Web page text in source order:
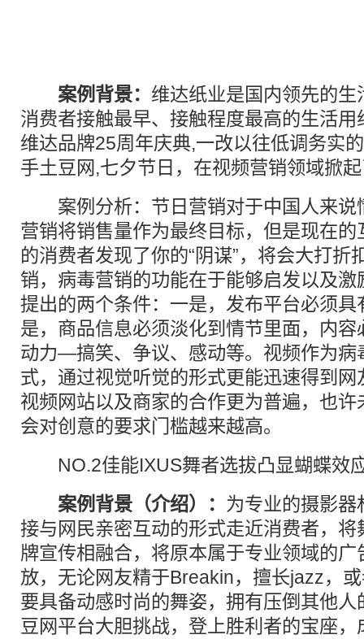
案例背景： 维达纸业是国内领先的
消费者接触最早、接触程度最高的生活
维达品牌25周年庆典,一改以往低调务实
手土豆网,七夕节日，在视频营销领域掀
案例分析：节日营销对于中国人来说
营销将销售量作为最终目标，但是现在
的消费者发现了你的“阴谋”，将会大打折
销，病毒营销的功能在于能够启发以及
提出的两个条件：一是，发布平台必须
是，商品信息必须淡化到情节里面，内
动力—搞笑、争议、感动等。视频作为病
式，通过视觉听觉的形式更能迅速得到
视频网站以及商家的合作更为普遍，也
会对创意的要求门槛越来越高。
NO.2佳能IXUS舞者选拔凸显蝴蝶效
案例背景（介绍）： 为专业的摄影
接与网民亲密互动的形式走近消费者，
牌宣传相融合，将原本属于专业领域的
放，无论网友精于Breakin，擅长jazz，
要具备动感时尚的舞姿，拥有压倒其他
豆网平台大胆挑战，登上胜利者的宝座